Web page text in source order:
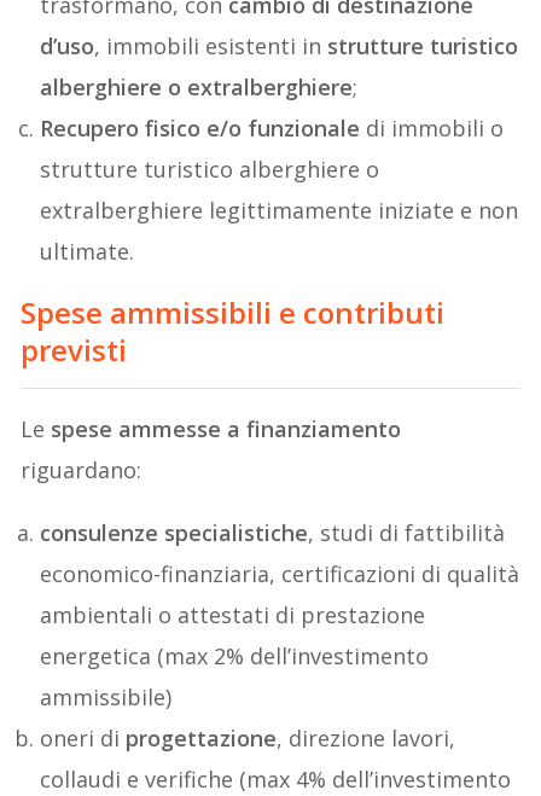
d’uso, immobili esistenti in strutture turistico
alberghiere o extralberghiere;
Recupero fisico e/o funzionale di immobili o
strutture turistico alberghiere o
extralberghiere legittimamente iniziate e non
ultimate.
Spese ammissibili e contributi
previsti
Le spese ammesse a finanziamento
riguardano:
consulenze specialistiche, studi di fattibilità
economico-finanziaria, certificazioni di qualità
ambientali o attestati di prestazione
energetica (max 2% dell’investimento
ammissibile)
oneri di progettazione, direzione lavori,
collaudi e verifiche (max 4% dell’investimento